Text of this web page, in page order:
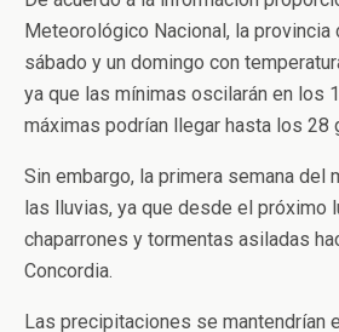
Meteorológico Nacional, la provincia
sábado y un domingo con
ya que las mínimas oscilarán en los
máximas podrían llegar hasta los 28
Sin embargo, la primera semana del
las lluvias, ya que desde el próximo
chaparrones y tormentas asiladas
Concordia.
Las precipitaciones se mantendrían